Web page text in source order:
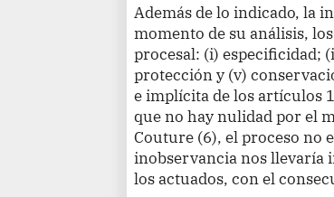
Además de lo indicado, la
momento de su análisis,
procesal: (i) especificidad;
protección y (v)
e implícita de los artículos
que no hay nulidad por el
Couture (6), el proceso no
inobservancia nos llevaría
los actuados, con el